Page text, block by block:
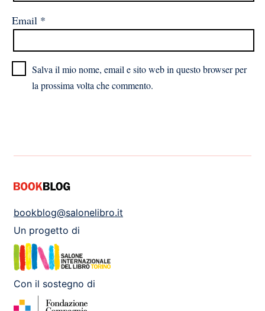
Email *
Salva il mio nome, email e sito web in questo browser per
la prossima volta che commento.
bookblog@salonelibro.it
Un progetto di
Con il sostegno di